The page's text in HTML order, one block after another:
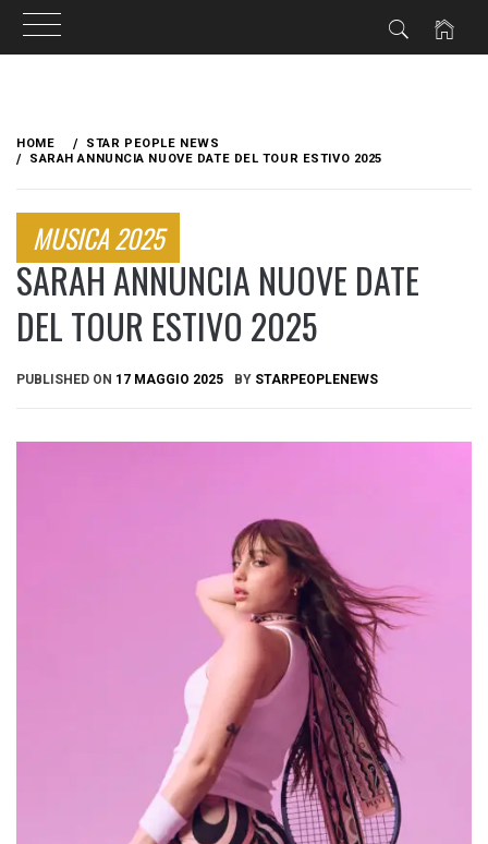
content
HOME
STAR PEOPLE NEWS
SARAH ANNUNCIA NUOVE DATE DEL TOUR ESTIVO 2025
MUSICA 2025
SARAH ANNUNCIA NUOVE DATE
DEL TOUR ESTIVO 2025
PUBLISHED ON 17 MAGGIO 2025 BY STARPEOPLENEWS